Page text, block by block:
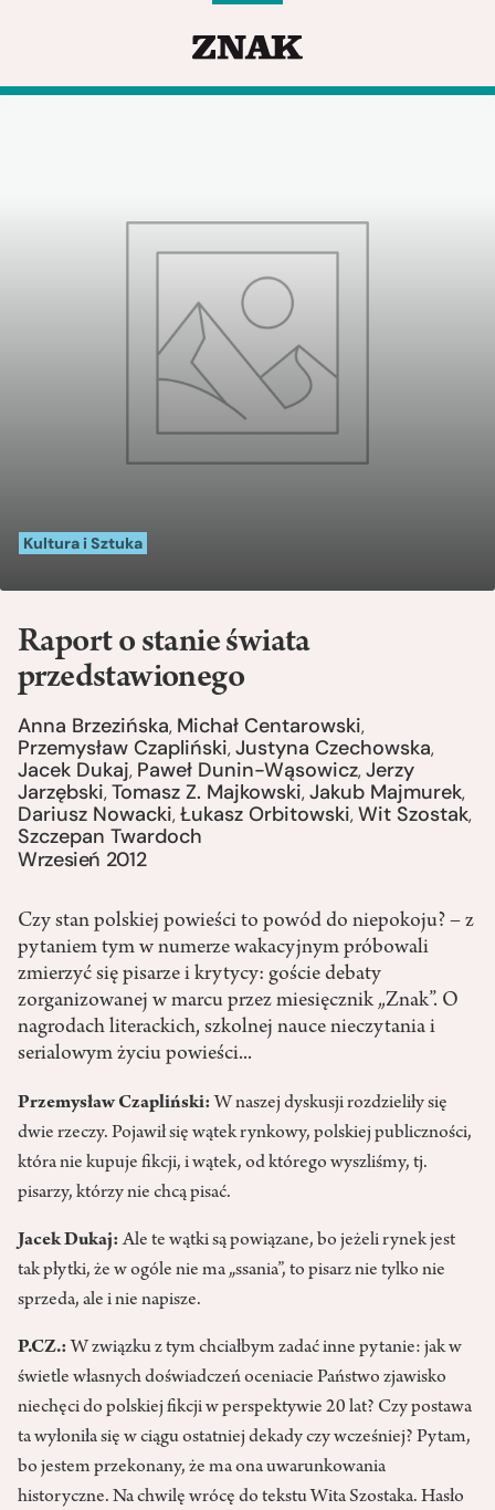
Kultura i Sztuka
Raport o stanie świata
przedstawionego
Anna Brzezińska, Michał Centarowski,
Przemysław Czapliński,Justyna Czechowska,
Jacek Dukaj, Paweł Dunin-Wąsowicz,Jerzy
Jarzębski,Tomasz Z. Majkowski,Jakub Majmurek,
Dariusz Nowacki,Łukasz Orbitowski,Wit Szostak,
Szczepan Twardoch
Wrzesień 2012
Czy stan polskiej powieści to powód do niepokoju? – z
pytaniem tym w numerze wakacyjnym próbowali
zmierzyć się pisarze i krytycy: goście debaty
zorganizowanej w marcu przez miesięcznik „Znak”. O
nagrodach literackich, szkolnej nauce nieczytania i
serialowym życiu powieści...
Przemysław Czapliński: W naszej dyskusji rozdzieliły się
dwie rzeczy. Pojawił się wątek rynkowy, polskiej publiczności,
która nie kupuje fikcji, i wątek, od którego wyszliśmy, tj.
pisarzy, którzy nie chcą pisać.
Jacek Dukaj: Ale te wątki są powiązane, bo jeżeli rynek jest
tak płytki, że w ogóle nie ma „ssania”, to pisarz nie tylko nie
sprzeda, ale i nie napisze.
P.CZ.: W związku z tym chciałbym zadać inne pytanie: jak w
świetle własnych doświadczeń oceniacie Państwo zjawisko
niechęci do polskiej fikcji w perspektywie 20 lat? Czy postawa
ta wyłoniła się w ciągu ostatniej dekady czy wcześniej? Pytam,
bo jestem przekonany, że ma ona uwarunkowania
historyczne. Na chwilę wrócę do tekstu Wita Szostaka. Hasło